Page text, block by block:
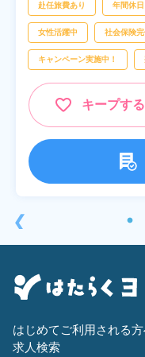
❮
赴任旅費あり 年間休
女性活躍中 社会保険
キャンペーン実施中！
キープする
はじめてご利用される
求人検索